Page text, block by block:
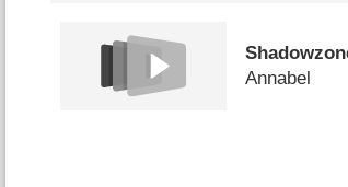
Annabel